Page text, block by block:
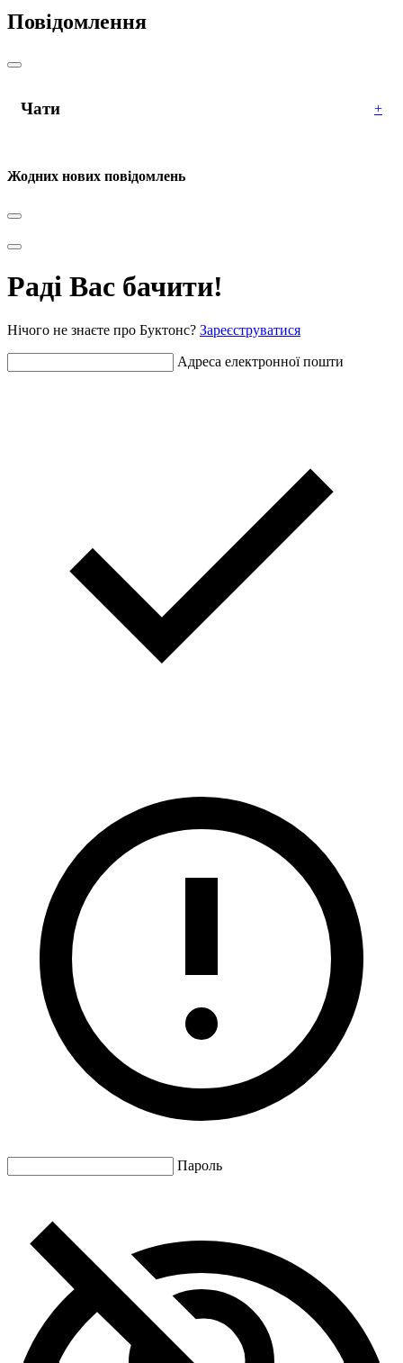
Повідомлення
Чати +
Жодних нових повідомлень
Раді Вас бачити!
Нічого не знаєте про Буктонс? Зареєструватися
Адреса електронної пошти
Пароль